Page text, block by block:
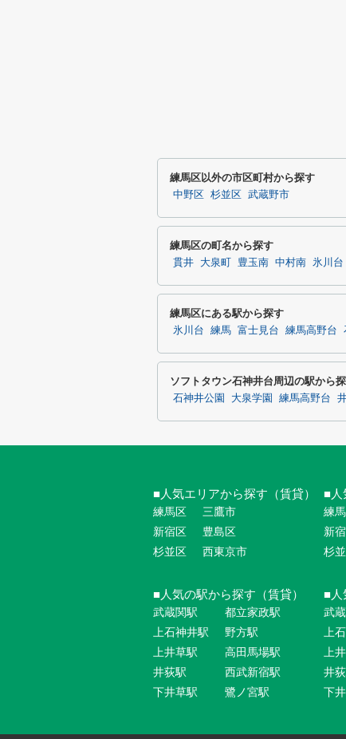
練馬区以外の市区町村から探す
中野区 杉並区 武蔵野市
練馬区の町名から探す
貫井 大泉町 豊玉南 中村南 氷川台
練馬区にある駅から探す
氷川台 練馬 富士見台 練馬高野台
ソフトタウン石神井台周辺の駅から
石神井公園 大泉学園 練馬高野台
人気エリアから探す（賃貸）
練馬区
新宿区
杉並区
三鷹市
豊島区
西東京市
人気の駅から探す（賃貸）
武蔵関駅
上石神井駅
上井草駅
井荻駅
下井草駅
都立家政駅
野方駅
高田馬場駅
西武新宿駅
鷺ノ宮駅
練
新
杉
武
上
上
井
下